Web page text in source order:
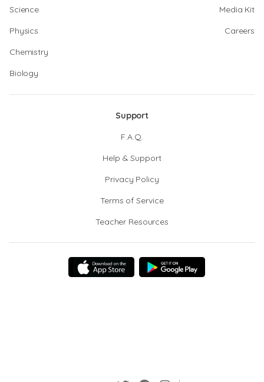
Science
Physics
Chemistry
Biology
Media Kit
Careers
Support
F.A.Q.
Help & Support
Privacy Policy
Terms of Service
Teacher Resources